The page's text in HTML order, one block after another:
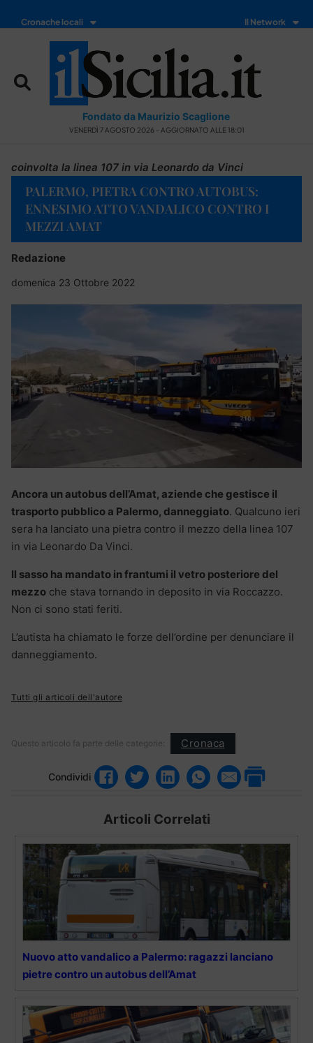
Cronache locali Il Network
Fondato da Maurizio Scaglione
VENERDÌ 7 AGOSTO 2026 - AGGIORNATO ALLE 18:01
coinvolta la linea 107 in via Leonardo da Vinci
PALERMO, PIETRA CONTRO AUTOBUS:
ENNESIMO ATTO VANDALICO CONTRO I
MEZZI AMAT
Redazione
domenica 23 Ottobre 2022
Ancora un autobus dell’Amat, aziende che gestisce il
trasporto pubblico a Palermo, danneggiato. Qualcuno ieri
sera ha lanciato una pietra contro il mezzo della linea 107
in via Leonardo Da Vinci.
Il sasso ha mandato in frantumi il vetro posteriore del
mezzo che stava tornando in deposito in via Roccazzo.
Non ci sono stati feriti.
L’autista ha chiamato le forze dell’ordine per denunciare il
danneggiamento.
Tutti gli articoli dell'autore
Questo articolo fa parte delle categorie: Cronaca
Condividi
Articoli Correlati
Nuovo atto vandalico a Palermo: ragazzi lanciano
pietre contro un autobus dell’Amat